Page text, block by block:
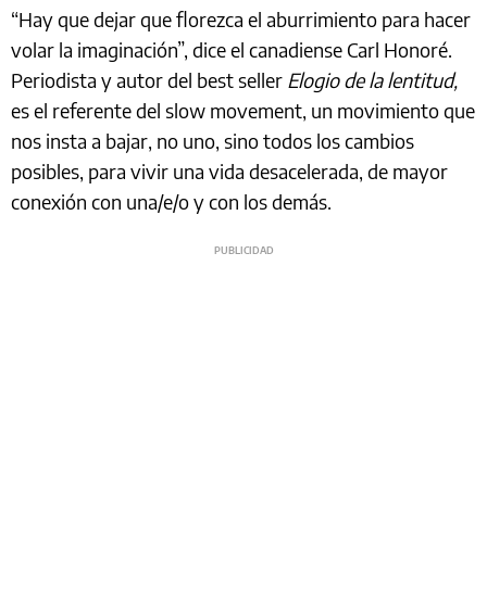
“Hay que dejar que florezca el aburrimiento para hacer
volar la imaginación”, dice el canadiense Carl Honoré.
Periodista y autor del best seller Elogio de la lentitud,
es el referente del slow movement, un movimiento que
nos insta a bajar, no uno, sino todos los cambios
posibles, para vivir una vida desacelerada, de mayor
conexión con una/e/o y con los demás.